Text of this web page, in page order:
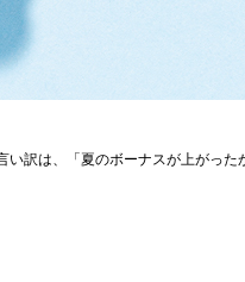
訳は、「夏のボーナスが上がった